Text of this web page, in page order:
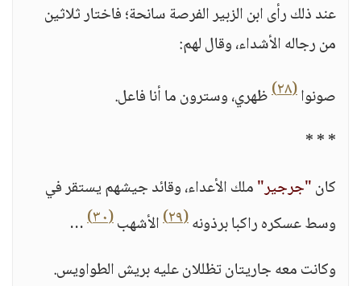
عند ذلك رأى ابن الزبير الفرصة سانحة؛ فاختار ثلاثين
من رجاله الأشداء، وقال لهم:
صونوا(٢٨)
ظهري، وسترون ما أنا فاعل.
* * *
كان"جرجير"ملك الأعداء، وقائد جيشهم يستقر في
وسط عسكره راكبا برذونه(٢٩) الأشهب(٣٠)
…
وكانت معه جاريتان تظللان عليه بريش الطواويس.